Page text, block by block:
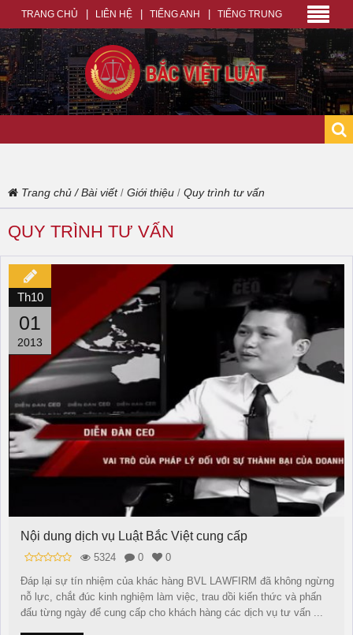
TRANG CHỦ LIÊN HỆ TIẾNG ANH TIẾNG TRUNG
Trang chủ /Bài viết/ Giới thiệu / Quy trình tư vấn
QUY TRÌNH TƯ VẤN
Th10
01
2013
Nội dung dịch vụ Luật Bắc Việt cung cấp
5324 0
0
Đáp lại sự tín nhiệm của khác hàng BVL LAWFIRM đã không ngừng
nỗ lực, chắt đúc kinh nghiệm làm việc, trau dồi kiến thức và phấn
đấu từng ngày để cung cấp cho khách hàng các dịch vụ tư vấn ...